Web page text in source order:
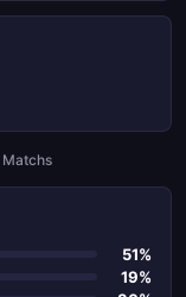
Matchs
51%
19%